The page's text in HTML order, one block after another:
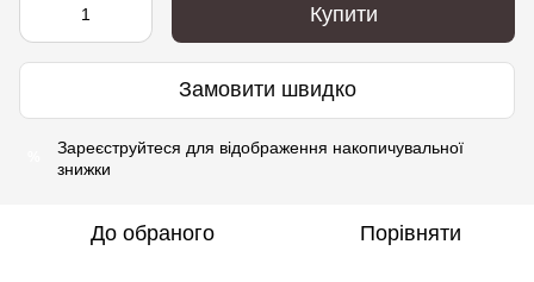
Купити
Замовити швидко
Зареєструйтеся для відображення накопичувальної
знижки
До обраного Порівняти